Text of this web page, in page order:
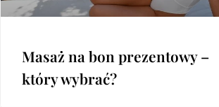
Masaż na bon prezentowy –
który wybrać?